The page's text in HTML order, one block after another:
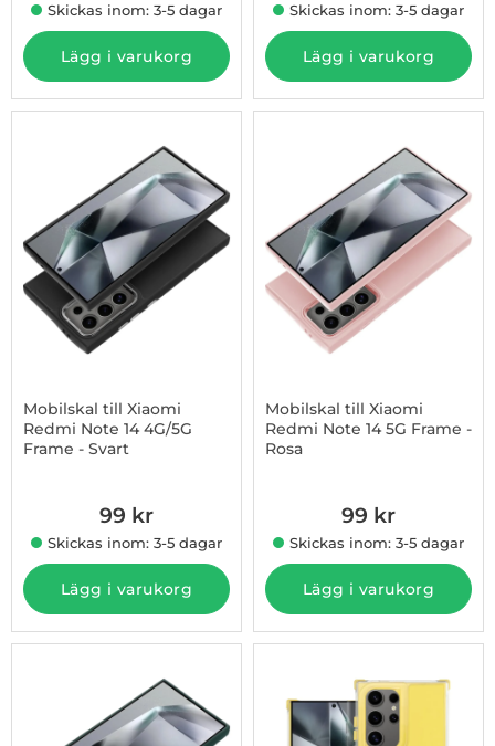
Skickas inom: 3-5 dagar
Lägg i varukorg
Skickas inom: 3-5 dagar
Lägg i varukorg
Mobilskal till Xiaomi
Redmi Note 14 4G/5G
Frame - Svart
99 kr
Skickas inom: 3-5 dagar
Lägg i varukorg
Mobilskal till Xiaomi
Redmi Note 14 5G Frame -
Rosa
99 kr
Skickas inom: 3-5 dagar
Lägg i varukorg